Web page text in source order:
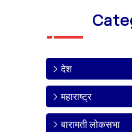
देश
महाराष्ट्र
बारामती लोकसभा